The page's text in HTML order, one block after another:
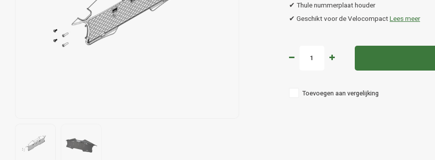
✔ Thule nummerplaat houder
✔ Geschikt voor de VelocompactLees meer
Toevoegen aan vergelijking